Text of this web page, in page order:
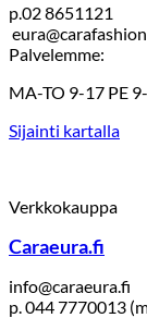
p.02 8651121
Palvelemme:
MA-TO 9-17 PE
Sijainti kartalla
Verkkokauppa
Caraeura.fi
info@caraeura.fi
p. 044 7770013